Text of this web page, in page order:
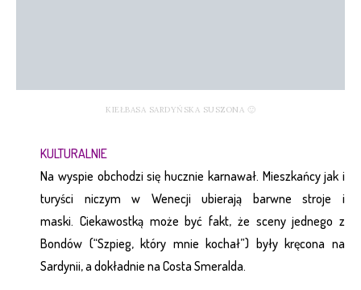
KIEŁBASA SARDYŃSKA SUSZONA 🙂
KULTURALNIE
Na wyspie obchodzi się hucznie karnawał. Mieszkańcy jak i
turyści niczym w Wenecji ubierają barwne stroje i
maski. Ciekawostką może być fakt, że sceny jednego z
Bondów (“Szpieg, który mnie kochał”) były kręcona na
Sardynii, a dokładnie na Costa Smeralda.